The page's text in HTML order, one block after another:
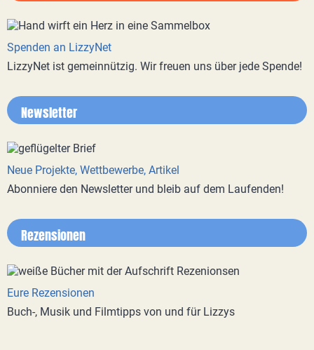
Spenden an LizzyNet
LizzyNet ist gemeinnützig. Wir freuen uns über jede Spende!
Newsletter
Neue Projekte, Wettbewerbe, Artikel
Abonniere den Newsletter und bleib auf dem Laufenden!
Rezensionen
Eure Rezensionen
Buch-, Musik und Filmtipps von und für Lizzys